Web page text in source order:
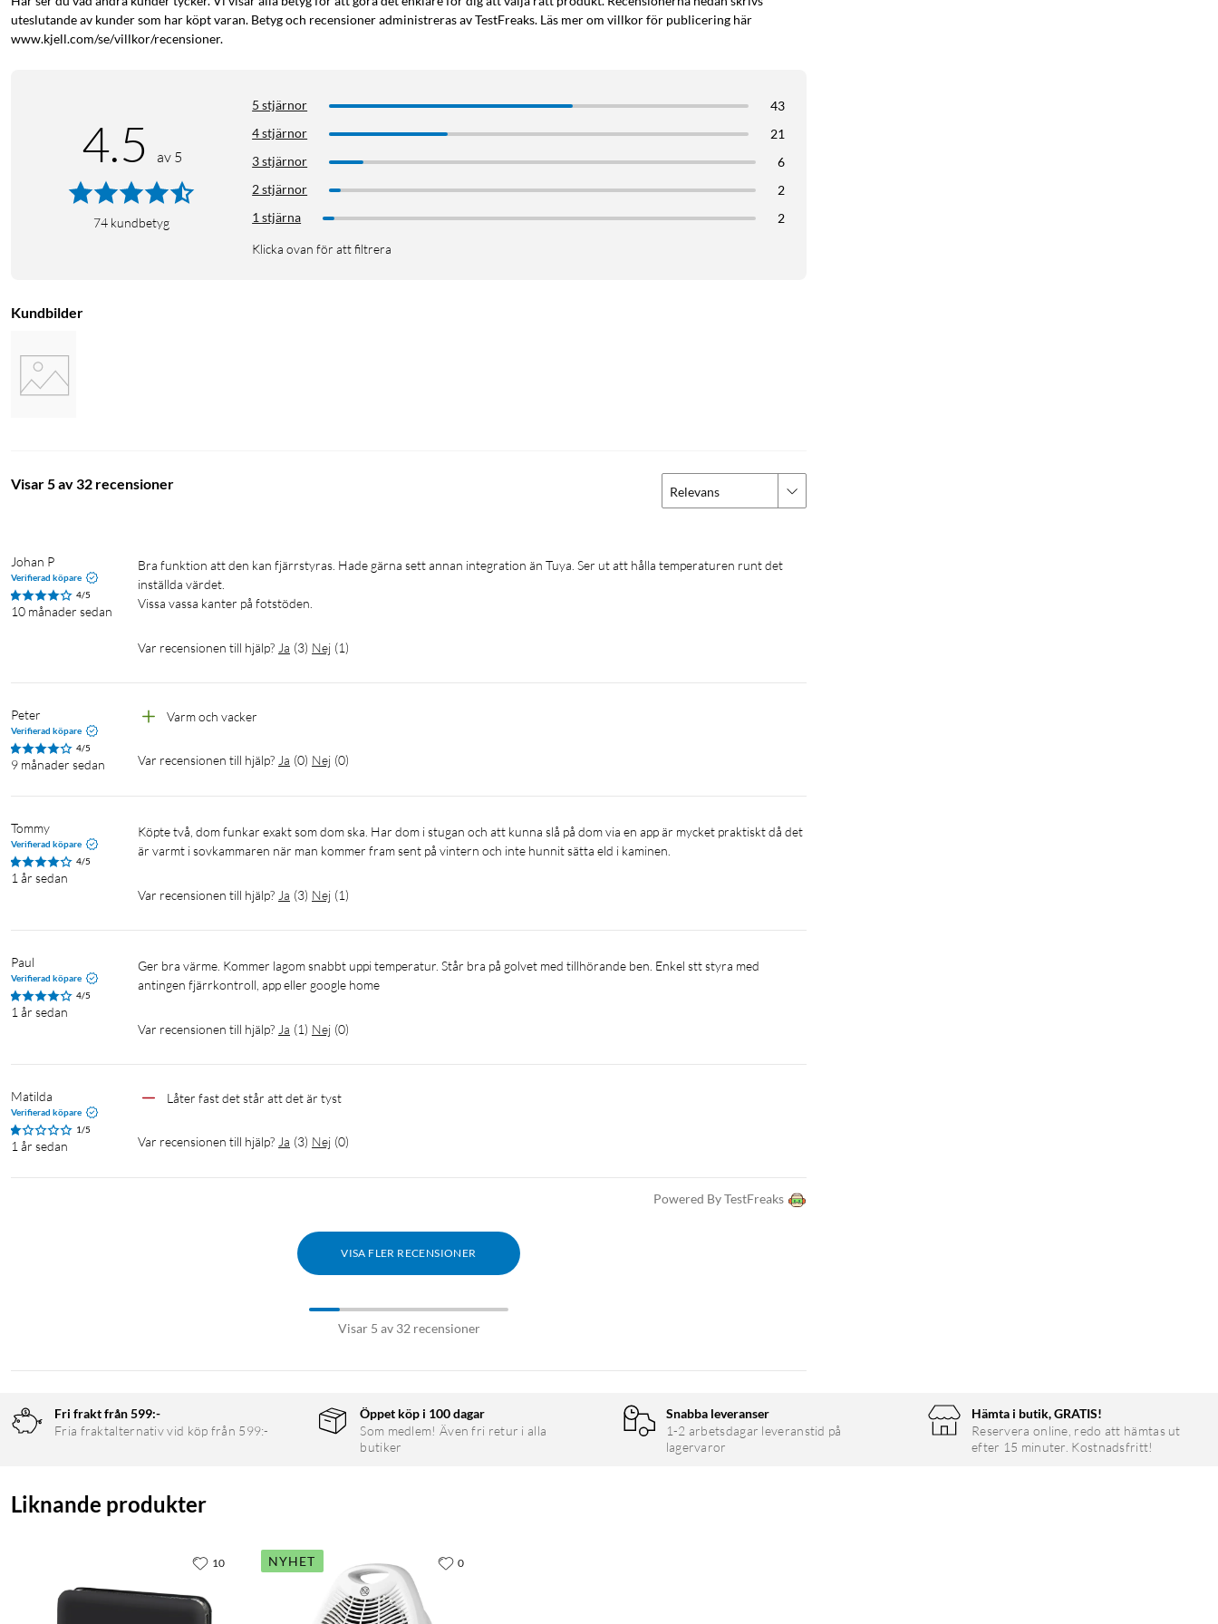
Säkerhetsfunktioner inkluderar barnlås, överhettningsskydd och tippskydd. Helt tyst operation. Avbryter uppvärmning om
temperaturen i rummet sjunker minst 3 grader inom 2 minuter, t.ex. när ett fönster öppnas. Rekommenderas för rum upp till 14
uteslutande av kunder som har köpt varan. Betyg och recensioner administreras av TestFreaks. Läs mer om villkor för publicering här
www.kjell.com/se/villkor/recensioner.
4.5 av 5
74 kundbetyg
5 stjärnor
43
4 stjärnor
21
3 stjärnor
6
2 stjärnor
2
1 stjärna
2
Klicka ovan för att filtrera
Kundbilder
Visar 5 av 32 recensioner Relevans
Johan P
Verifierad köpare
4/5
10 månader sedan
Bra funktion att den kan fjärrstyras. Hade gärna sett annan integration än Tuya. Ser ut att hålla temperaturen runt det
inställda värdet.
Vissa vassa kanter på fotstöden.
Var recensionen till hjälp? Ja (3) Nej (1)
Peter
Verifierad köpare
4/5
9 månader sedan
Varm och vacker
Var recensionen till hjälp? Ja (0) Nej (0)
Tommy
Verifierad köpare
4/5
1 år sedan
köpte två, dom funkar exakt som dom ska. Har dom i stugan och att kunna slå på dom via en app är mycket praktiskt då det
är varmt i sovkammaren när man kommer fram sent på vintern och inte hunnit sätta eld i kaminen.
Var recensionen till hjälp? Ja (3) Nej (1)
Paul
Verifierad köpare
4/5
1 år sedan
Ger bra värme. Kommer lagom snabbt uppi temperatur. Står bra på golvet med tillhörande ben. Enkel stt styra med
antingen fjärrkontroll, app eller google home
Var recensionen till hjälp? Ja (1) Nej (0)
Matilda
Verifierad köpare
1/5
1 år sedan
Låter fast det står att det är tyst
Var recensionen till hjälp? Ja (3) Nej (0)
Powered By TestFreaks
VISA FLER RECENSIONER
Visar 5 av 32 recensioner
Fri frakt från 599:-
Fria fraktalternativ vid köp från 599:-
Öppet köp i 100 dagar
Som medlem! Även fri retur i alla
butiker
Snabba leveranser
1-2 arbetsdagar leveranstid på
lagervaror
Hämta i butik, GRATIS!
Reservera online, redo att hämtas ut
efter 15 minuter. Kostnadsfritt!
Liknande produkter
10 NYHET 0